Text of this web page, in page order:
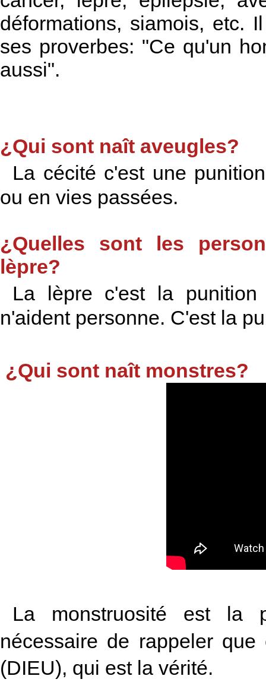
déformations, siamois, etc.
ses proverbes: "Ce qu'un
aussi".
¿Qui sont naît aveugles?
La cécité c'est une
ou en vies passées.
¿Quelles sont les
lèpre?
La lèpre c'est la punition
n'aident personne. C'est la
¿Qui sont naît monstres?
La monstruosité est la
nécessaire de rappeler
(DIEU), qui est la vérité.